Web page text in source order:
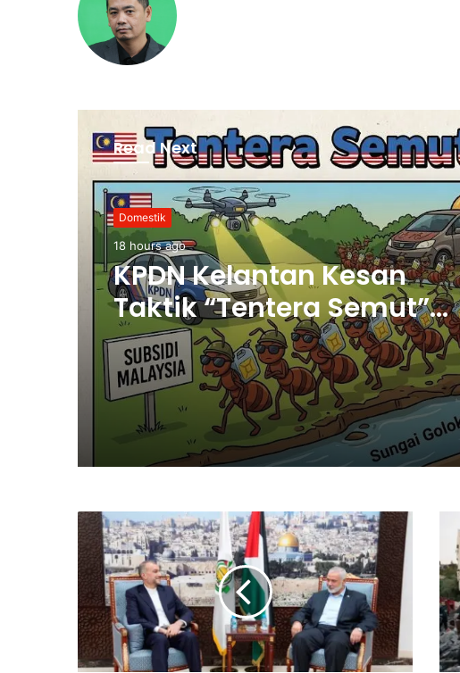
Read Next
Domestik
18 hours ago
KPDN Kelantan Kesan
Taktik “Tentera Semut”
Seludup Bahan Api
Bersubsidi di Sempadan